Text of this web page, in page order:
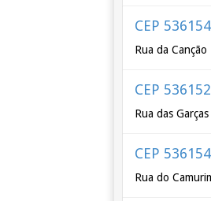
CEP
Rua da
CEP
Rua das
CEP
Rua do